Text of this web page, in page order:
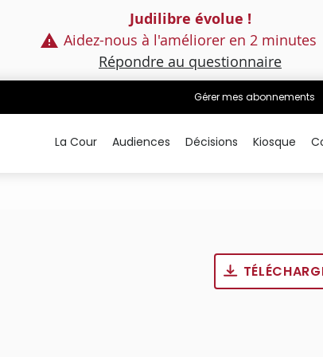
Judilibre évolue !
Aidez-nous à l'améliorer en 2 minutes
Répondre au questionnaire
Gérer mes abonnements
La Cour Audiences Décisions Kiosque